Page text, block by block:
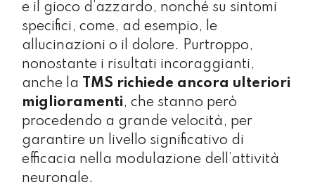
e il gioco d’azzardo, nonché su sintomi
specifici, come, ad esempio, le
allucinazioni o il dolore. Purtroppo,
nonostante i risultati incoraggianti,
anche la TMS richiede ancora ulteriori
miglioramenti, che stanno però
procedendo a grande velocità, per
garantire un livello significativo di
efficacia nella modulazione dell’attività
neuronale.